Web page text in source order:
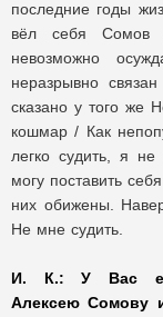
последние годы
вёл себя Сомов
невозможно
неразрывно
сказано у того же
кошмар / Как
легко судить, я
могу поставить
них обижены.
Не мне судить.
И. К.:
У Вас
Алексею Сомову